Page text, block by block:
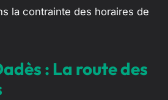
la contrainte des horaires de
: La route des